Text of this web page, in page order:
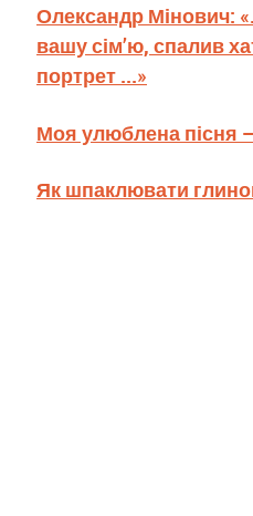
Олександр Мінович:
вашу сім’ю, спалив
портрет ...»
Моя улюблена пісня
Як шпаклювати